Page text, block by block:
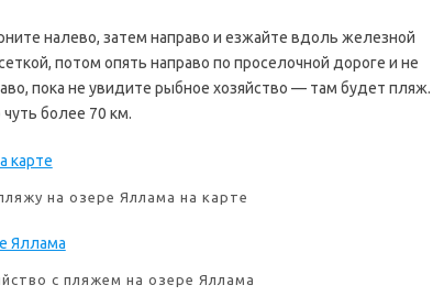
налево, затем направо и езжайте вдоль железной
потом опять направо по проселочной дороге и не
пока не увидите рыбное хозяйство — там будет пляж.
более 70 км.
на озере Яллама на карте
с пляжем на озере Яллама